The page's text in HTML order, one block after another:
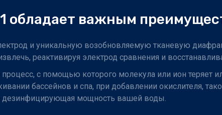
обладает важным
и уникальную возобновляемую тканевую
реактивируя электрод сравнения и
с помощью которого молекула или ион теряет
бассейнов и спа, при добавлении окислителя,
мощность вашей воды.